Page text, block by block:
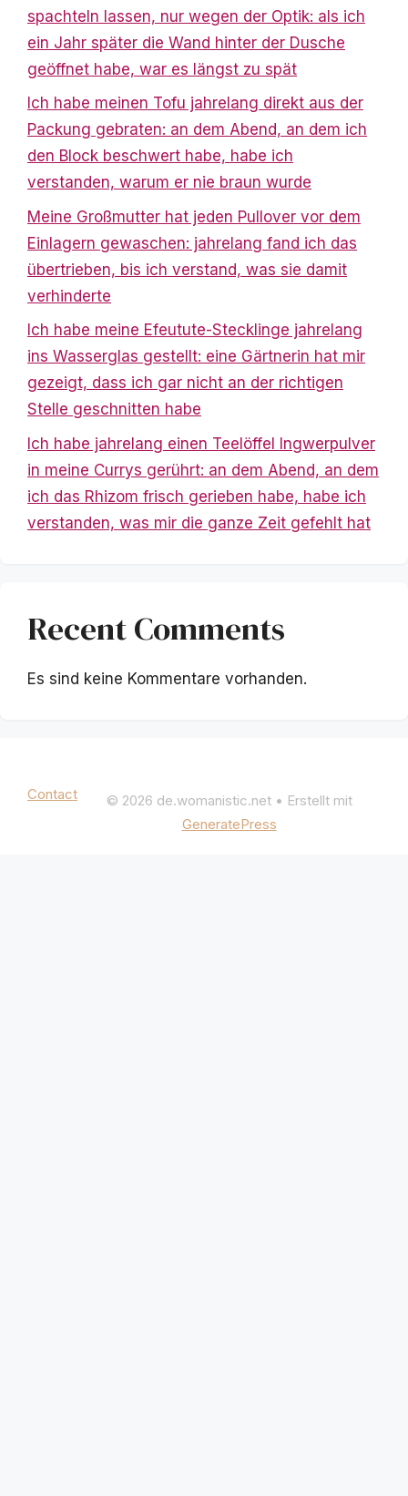
spachteln lassen, nur wegen der Optik: als ich
ein Jahr später die Wand hinter der Dusche
geöffnet habe, war es längst zu spät
Ich habe meinen Tofu jahrelang direkt aus der
Packung gebraten: an dem Abend, an dem ich
den Block beschwert habe, habe ich
verstanden, warum er nie braun wurde
Meine Großmutter hat jeden Pullover vor dem
Einlagern gewaschen: jahrelang fand ich das
übertrieben, bis ich verstand, was sie damit
verhinderte
Ich habe meine Efeutute-Stecklinge jahrelang
ins Wasserglas gestellt: eine Gärtnerin hat mir
gezeigt, dass ich gar nicht an der richtigen
Stelle geschnitten habe
Ich habe jahrelang einen Teelöffel Ingwerpulver
in meine Currys gerührt: an dem Abend, an dem
ich das Rhizom frisch gerieben habe, habe ich
verstanden, was mir die ganze Zeit gefehlt hat
Recent Comments
Es sind keine Kommentare vorhanden.
Contact © 2026 de.womanistic.net• Erstellt mit
GeneratePress